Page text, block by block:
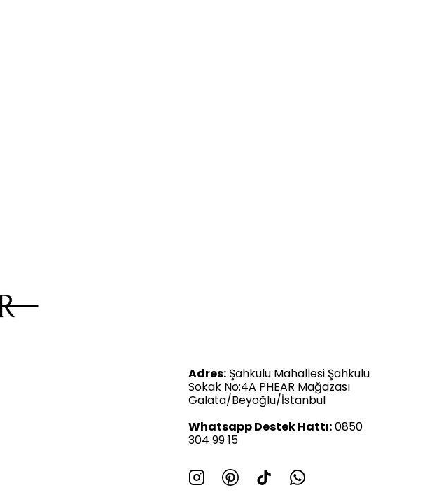
Adres: Şahkulu Mahallesi Şahkulu
Sokak No:4A PHEAR Mağazası
Galata/Beyoğlu/İstanbul
Whatsapp Destek Hattı:0850
304 99 15